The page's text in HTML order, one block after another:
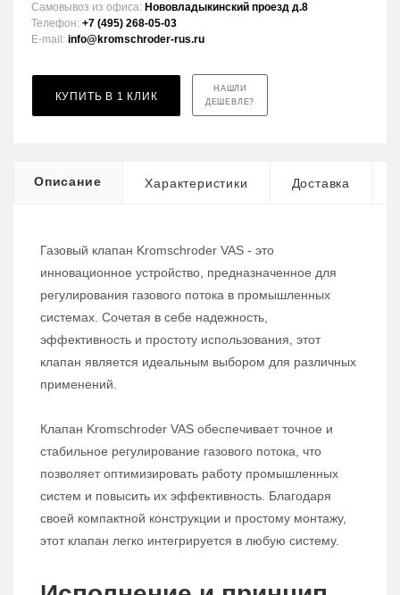
Самовывоз из офиса: Нововладыкинский проезд д.8
Телефон: +7 (495) 268-05-03
E-mail: info@kromschroder-rus.ru
КУПИТЬ В 1 КЛИК
НАШЛИ
ДЕШЕВЛЕ?
Описание Характеристики Доставка
Газовый клапан Kromschroder VAS - это
инновационное устройство, предназначенное для
регулирования газового потока в промышленных
системах. Сочетая в себе надежность,
эффективность и простоту использования, этот
клапан является идеальным выбором для различных
применений.
Клапан Kromschroder VAS обеспечивает точное и
стабильное регулирование газового потока, что
позволяет оптимизировать работу промышленных
систем и повысить их эффективность. Благодаря
своей компактной конструкции и простому монтажу,
этот клапан легко интегрируется в любую систему.